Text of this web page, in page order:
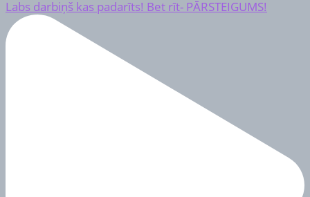
Labs darbiņš kas padarīts! Bet rīt- PĀRSTEIGUMS!